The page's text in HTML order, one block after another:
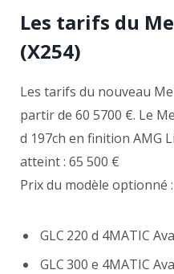
Les tarifs du
(X254)
Les tarifs du nouveau
partir de 60 5700 €. Le
d 197ch en finition AMG
atteint : 65 500 €
Prix du modèle optionné
GLC 220 d 4MATIC
GLC 300 e 4MATIC